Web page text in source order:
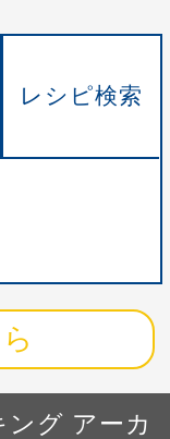
レシピ検索
グ アーカ